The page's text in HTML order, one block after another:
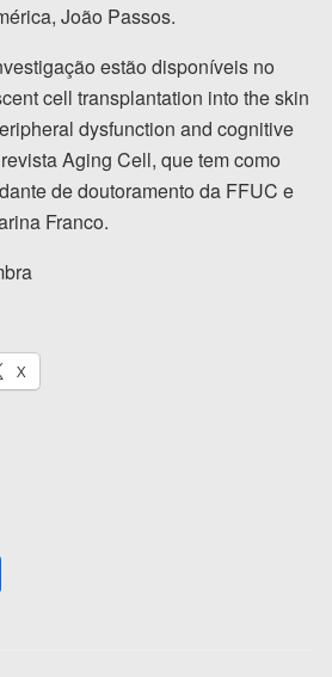
João Passos.
estão disponíveis no
cell transplantation into the skin
dysfunction and cognitive
Aging Cell, que tem como
de doutoramento da FFUC e
Franco.
X